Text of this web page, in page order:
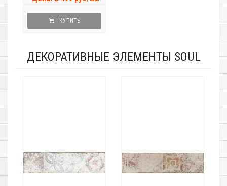
КУПИТЬ
ДЕКОРАТИВНЫЕ ЭЛЕМЕНТЫ SOUL